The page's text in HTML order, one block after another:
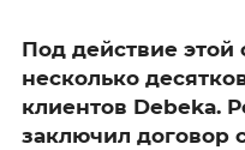
Под действие этой
несколько
клиентов Debeka.
заключил договор